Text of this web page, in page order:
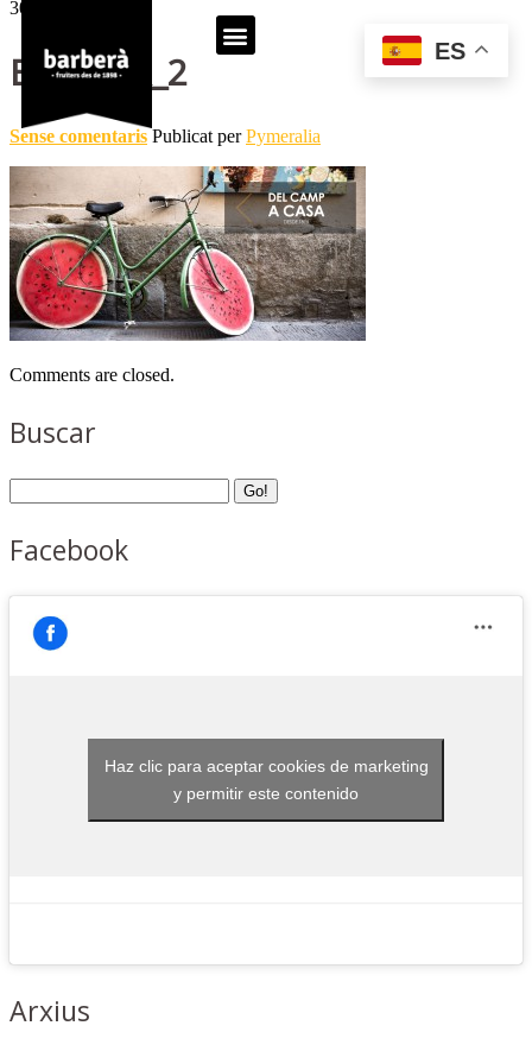
30
BANNER_2
Sense comentaris Publicat perPymeralia
Comments are closed.
Buscar
Facebook
Haz clic para aceptar cookies de marketing
y permitir este contenido
Arxius
ES